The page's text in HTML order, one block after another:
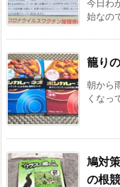
今日わ
始なの
籠り
朝から
くな
鳩対
の根